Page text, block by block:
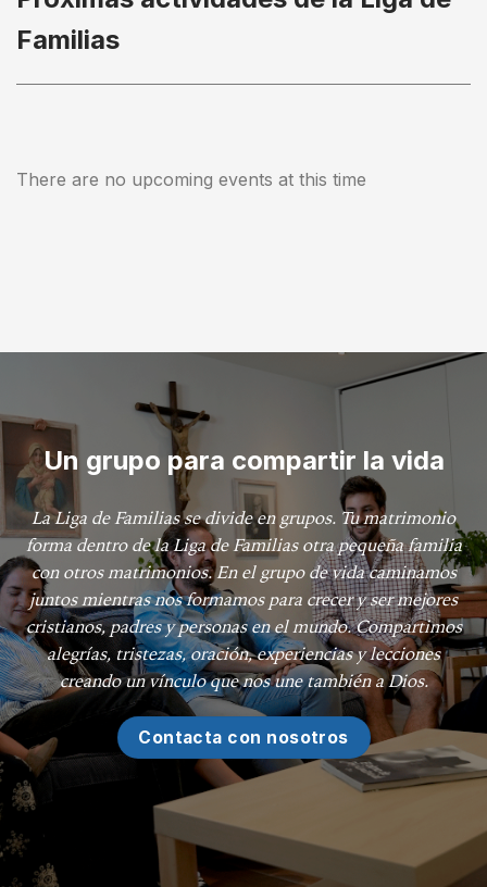
Familias
There are no upcoming events at this time
Un grupo para compartir la vida
La Liga de Familias se divide en grupos. Tu matrimonio
forma dentro de la Liga de Familias otra pequeña familia
con otros matrimonios. En el grupo de vida caminamos
juntos mientras nos formamos para crecer y ser mejores
cristianos, padres y personas en el mundo. Compartimos
alegrías, tristezas, oración, experiencias y lecciones
creando un vínculo que nos une también a Dios.
Contacta con nosotros